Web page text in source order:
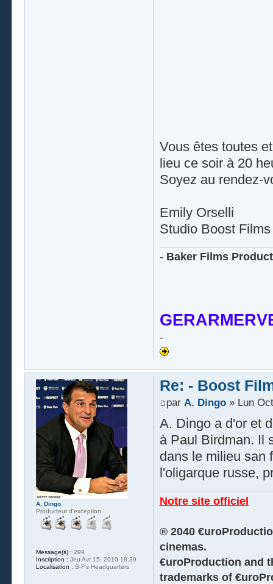
Vous êtes toutes
lieu ce soir à 20
Soyez au rendez-
Emily Orselli
Studio Boost
- Baker Films
-
Re: - Boost
par A. Dingo» Lun
A. Dingo a d'or et
à Paul Birdman. Il
dans le milieu san
l'oligarque russe,
Notre site officiel
® 2040
cinemas.
€uroProduction and
trademarks of
A. Dingo
Producteur d'exception
Message(s) : 299
Inscription : Jeu Avr 15, 2010 18:39
Localisation : S-F's Headquarters